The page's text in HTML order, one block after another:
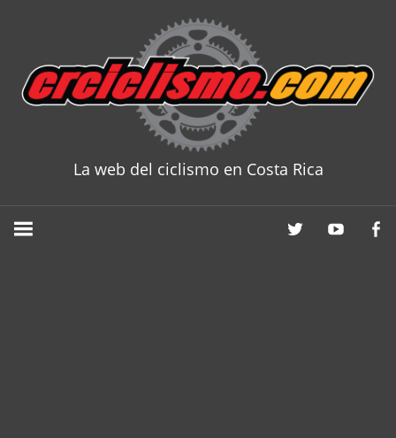
content
La web del ciclismo en Costa Rica